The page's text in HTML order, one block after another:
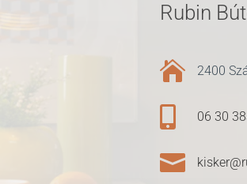
Rubin
 2400
 06 30
